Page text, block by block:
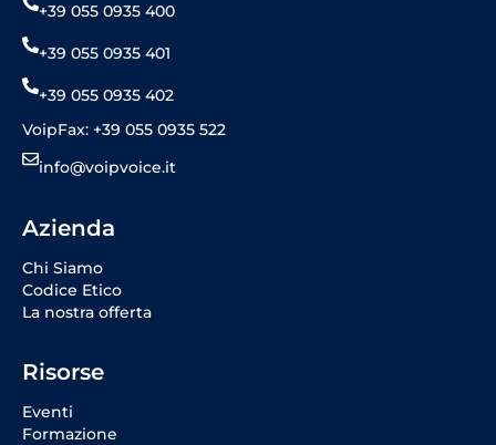
+39 055 0935 400
+39 055 0935 401
+39 055 0935 402
VoipFax: +39 055 0935 522
info@voipvoice.it
Azienda
Chi Siamo
Codice Etico
La nostra offerta
Risorse
Eventi
Formazione